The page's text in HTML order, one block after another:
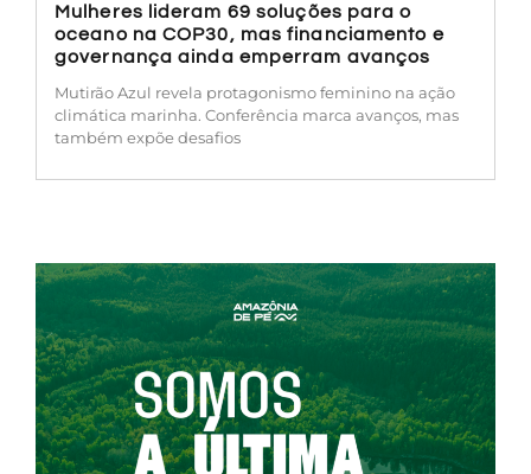
Mulheres lideram 69 soluções para o
oceano na COP30, mas financiamento e
governança ainda emperram avanços
Mutirão Azul revela protagonismo feminino na ação
climática marinha. Conferência marca avanços, mas
também expõe desafios